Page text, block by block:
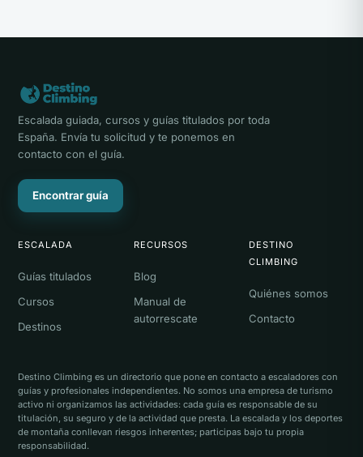
Escalada guiada, cursos y guías titulados por toda
España. Envía tu solicitud y te ponemos en
contacto con el guía.
Encontrar guía
ESCALADA
Guías titulados
Cursos
Destinos
RECURSOS
Blog
Manual de
autorrescate
DESTINO
CLIMBING
Quiénes somos
Contacto
Destino Climbing es un directorio que pone en contacto a escaladores con
guías y profesionales independientes. No somos una empresa de turismo
activo ni organizamos las actividades: cada guía es responsable de su
titulación, su seguro y de la actividad que presta. La escalada y los deportes
de montaña conllevan riesgos inherentes; participas bajo tu propia
responsabilidad.